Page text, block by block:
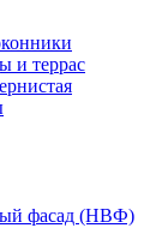
и террас
фасад (НВФ)